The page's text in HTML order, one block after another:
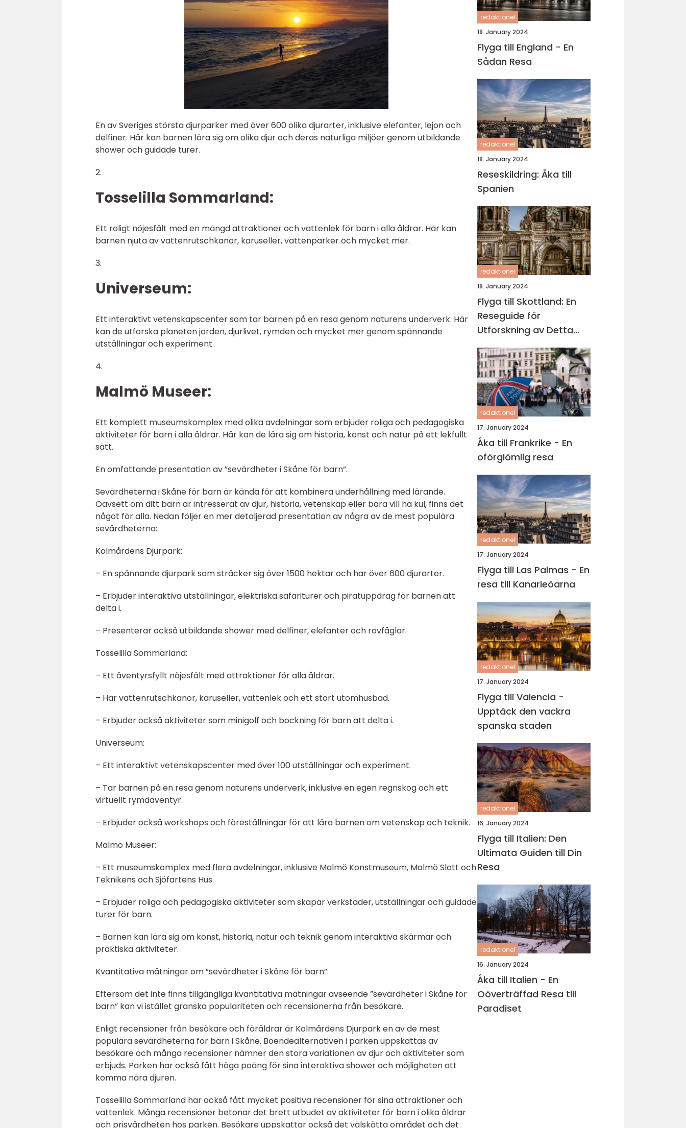
En av Sveriges största djurparker med över 600 olika djurarter, inklusive elefanter, lejon och
delfiner. Här kan barnen lära sig om olika djur och deras naturliga miljöer genom utbildande
shower och guidade turer.
2.
Tosselilla Sommarland:
Ett roligt nöjesfält med en mängd attraktioner och vattenlek för barn i alla åldrar. Här kan
barnen njuta av vattenrutschkanor, karuseller, vattenparker och mycket mer.
3.
Universeum:
Ett interaktivt vetenskapscenter som tar barnen på en resa genom naturens underverk. Här
kan de utforska planeten jorden, djurlivet, rymden och mycket mer genom spännande
utställningar och experiment.
4.
Malmö Museer:
Ett komplett museumskomplex med olika avdelningar som erbjuder roliga och pedagogiska
aktiviteter för barn i alla åldrar. Här kan de lära sig om historia, konst och natur på ett lekfullt
sätt.
En omfattande presentation av ”sevärdheter i Skåne för barn”.
Sevärdheterna i Skåne för barn är kända för att kombinera underhållning med lärande.
Oavsett om ditt barn är intresserat av djur, historia, vetenskap eller bara vill ha kul, finns det
något för alla. Nedan följer en mer detaljerad presentation av några av de mest populära
sevärdheterna:
Kolmårdens Djurpark:
– En spännande djurpark som sträcker sig över 1500 hektar och har över 600 djurarter.
– Erbjuder interaktiva utställningar, elektriska safariturer och piratuppdrag för barnen att
delta i.
– Presenterar också utbildande shower med delfiner, elefanter och rovfåglar.
Tosselilla Sommarland:
– Ett äventyrsfyllt nöjesfält med attraktioner för alla åldrar.
– Har vattenrutschkanor, karuseller, vattenlek och ett stort utomhusbad.
– Erbjuder också aktiviteter som minigolf och bockning för barn att delta i.
Universeum:
– Ett interaktivt vetenskapscenter med över 100 utställningar och experiment.
– Tar barnen på en resa genom naturens underverk, inklusive en egen regnskog och ett
virtuellt rymdäventyr.
– Erbjuder också workshops och föreställningar för att lära barnen om vetenskap och teknik.
Malmö Museer:
– Ett museumskomplex med flera avdelningar, inklusive Malmö Konstmuseum, Malmö Slott och
Teknikens och Sjöfartens Hus.
– Erbjuder roliga och pedagogiska aktiviteter som skapar verkstäder, utställningar och guidade
turer för barn.
– Barnen kan lära sig om konst, historia, natur och teknik genom interaktiva skärmar och
praktiska aktiviteter.
Kvantitativa mätningar om ”sevärdheter i Skåne för barn”.
Eftersom det inte finns tillgängliga kvantitativa mätningar avseende ”sevärdheter i Skåne för
barn” kan vi istället granska populariteten och recensionerna från besökare.
Enligt recensioner från besökare och föräldrar är Kolmårdens Djurpark en av de mest
populära sevärdheterna för barn i Skåne. Boendealternativen i parken uppskattas av
besökare och många recensioner nämner den stora variationen av djur och aktiviteter som
erbjuds. Parken har också fått höga poäng för sina interaktiva shower och möjligheten att
komma nära djuren.
Tosselilla Sommarland har också fått mycket positiva recensioner för sina attraktioner och
vattenlek. Många recensioner betonar det brett utbudet av aktiviteter för barn i olika åldrar
och prisvärdheten hos parken. Besökare uppskattar också det välskötta området och det
redaktionel
18. January 2024
Flyga till England - En
Sådan Resa
redaktionel
18. January 2024
Reseskildring: Åka till
Spanien
redaktionel
18. January 2024
Flyga till Skottland: En
Reseguide för
Utforskning av Detta
Fascinerande Land
redaktionel
17. January 2024
Åka till Frankrike - En
oförglömlig resa
redaktionel
17. January 2024
Flyga till Las Palmas - En
resa till Kanarieöarna
redaktionel
17. January 2024
Flyga till Valencia -
Upptäck den vackra
spanska staden
redaktionel
16. January 2024
Flyga till Italien: Den
Ultimata Guiden till Din
Resa
redaktionel
16. January 2024
Åka till Italien - En
Oöverträffad Resa till
Paradiset